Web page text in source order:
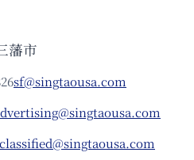
藩市
sf@singtaousa.com
classified@singtaousa.com